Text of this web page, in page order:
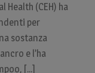
(CEH) ha
per
sostanza
e l’ha
[...]